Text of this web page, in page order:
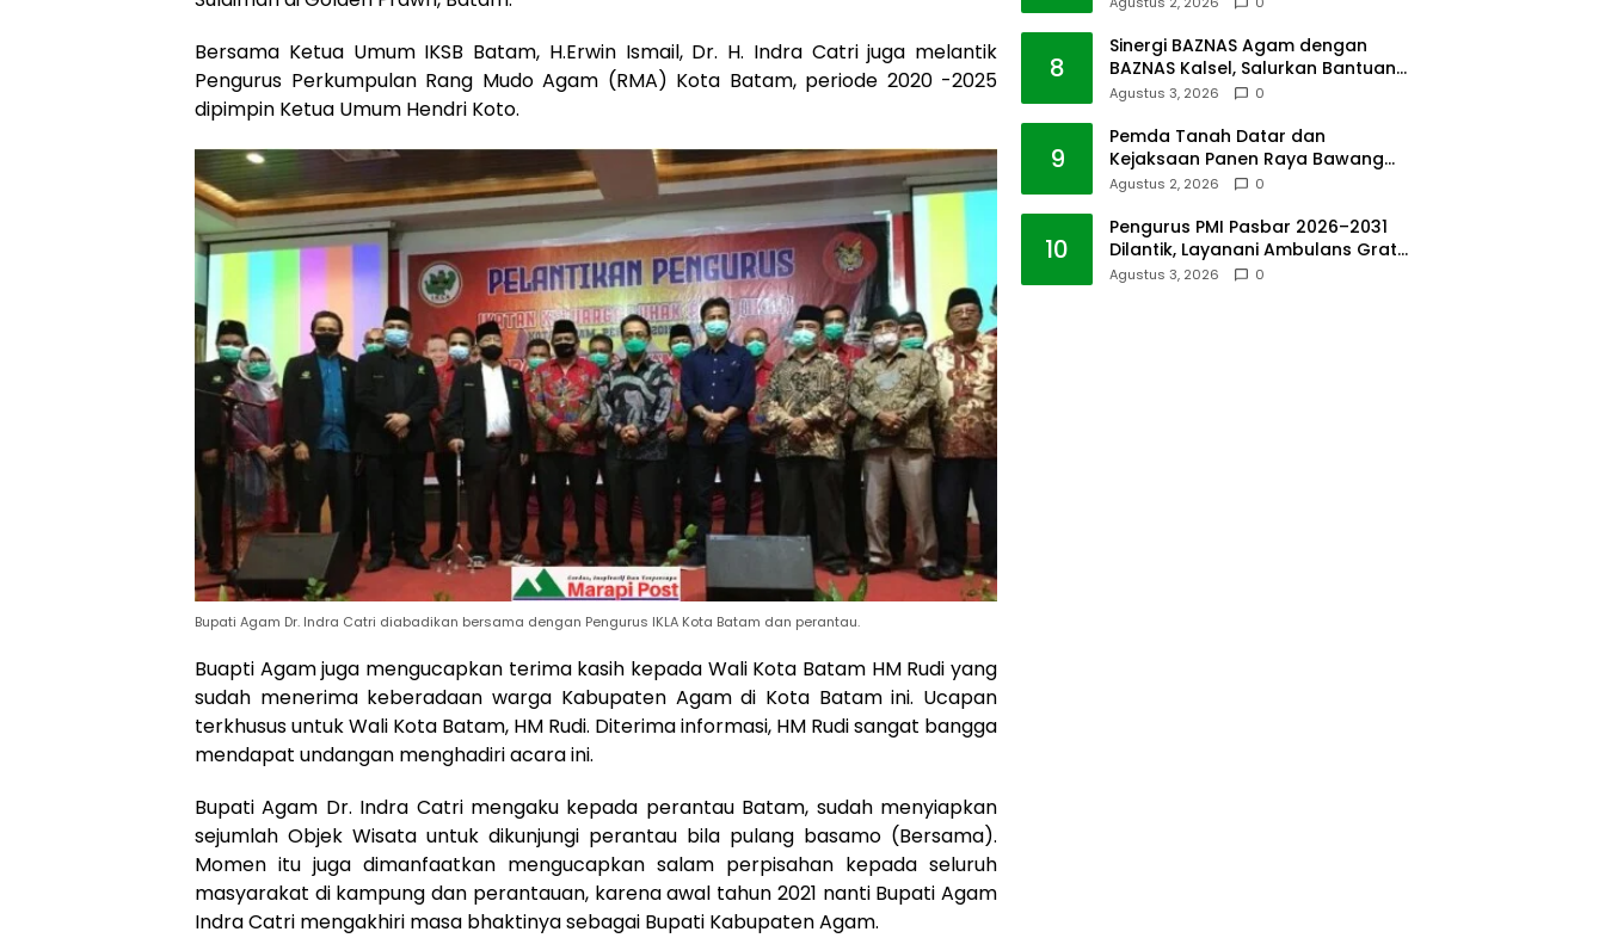
Bersama Ketua Umum IKSB Batam, H.Erwin Ismail, Dr. H. Indra Catri juga melantik
Pengurus Perkumpulan Rang Mudo Agam (RMA) Kota Batam, periode 2020 -2025
dipimpin Ketua Umum Hendri Koto.
Bupati Agam Dr. Indra Catri diabadikan bersama dengan Pengurus IKLA Kota Batam dan perantau.
Buapti Agam juga mengucapkan terima kasih kepada Wali Kota Batam HM Rudi yang
sudah menerima keberadaan warga Kabupaten Agam di Kota Batam ini. Ucapan
terkhusus untuk Wali Kota Batam, HM Rudi. Diterima informasi, HM Rudi sangat bangga
mendapat undangan menghadiri acara ini.
Bupati Agam Dr. Indra Catri mengaku kepada perantau Batam, sudah menyiapkan
sejumlah Objek Wisata untuk dikunjungi perantau bila pulang basamo (Bersama).
Momen itu juga dimanfaatkan mengucapkan salam perpisahan kepada seluruh
masyarakat di kampung dan perantauan, karena awal tahun 2021 nanti Bupati Agam
Indra Catri mengakhiri masa bhaktinya sebagai Bupati Kabupaten Agam.
8
Sinergi BAZNAS Agam dengan
BAZNAS Kalsel, Salurkan Bantuan
Bencana Alam
Agustus 3, 2026 0
9
Pemda Tanah Datar dan
Kejaksaan Panen Raya Bawang
Merah di Sawah Tangah
Agustus 2, 2026 0
10
Pengurus PMI Pasbar 2026–2031
Dilantik, Layanani Ambulans Gratis
ke Padang
Agustus 3, 2026 0